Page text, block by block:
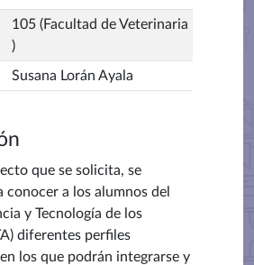
105 (Facultad de Veterinaria
)
Susana Lorán Ayala
que se solicita, se
conocer a los alumnos del
y Tecnología de los
diferentes perfiles
los que podrán integrarse y